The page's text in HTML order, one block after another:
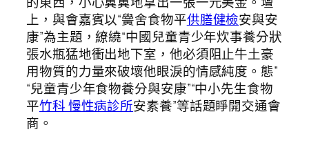
上，與會嘉賓以“黌舍食物平供膳健檢安與安
康”為主題，繚繞“中國兒童青少年炊事養分狀
張水瓶猛地衝出地下室，他必須阻止牛土豪
用物質的力量來破壞他眼淚的情感純度。態”
“兒童青少年食物養分與安康”“中小先生食物
平竹科 慢性病診所安素養”等話題睜開交通會
商。